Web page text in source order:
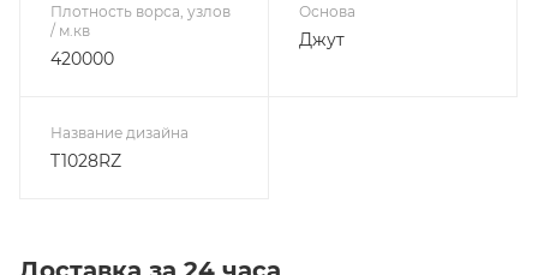
Плотность ворса, узлов
/ м.кв
420000
Основа
Джут
Название дизайна
T1028RZ